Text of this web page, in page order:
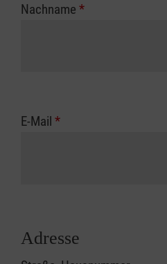
Nachname *
E-Mail *
Adresse